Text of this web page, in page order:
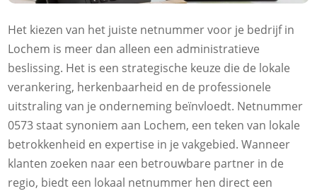
Het kiezen van het juiste netnummer voor je bedrijf in
Lochem is meer dan alleen een administratieve
beslissing. Het is een strategische keuze die de lokale
verankering, herkenbaarheid en de professionele
uitstraling van je onderneming beïnvloedt. Netnummer
0573 staat synoniem aan Lochem, een teken van lokale
betrokkenheid en expertise in je vakgebied. Wanneer
klanten zoeken naar een betrouwbare partner in de
regio, biedt een lokaal netnummer hen direct een